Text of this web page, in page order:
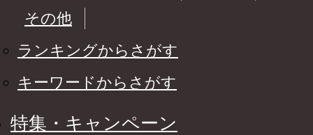
その他
ランキングからさがす
キーワードからさがす
特集・キャンペーン